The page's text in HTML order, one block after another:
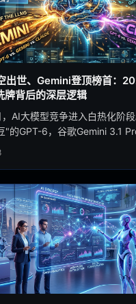
出世、Gemini登顶榜首：
牌背后的深层逻辑
AI大模型竞争进入白热化阶
"的GPT-6，谷歌Gemini 3.1